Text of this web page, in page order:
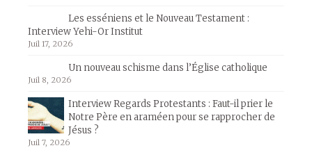
Les esséniens et le Nouveau Testament :
Interview Yehi-Or Institut
Juil 17, 2026
Un nouveau schisme dans l’Église catholique
Juil 8, 2026
Interview Regards Protestants : Faut-il prier le
Notre Père en araméen pour se rapprocher de
Jésus ?
Juil 7, 2026